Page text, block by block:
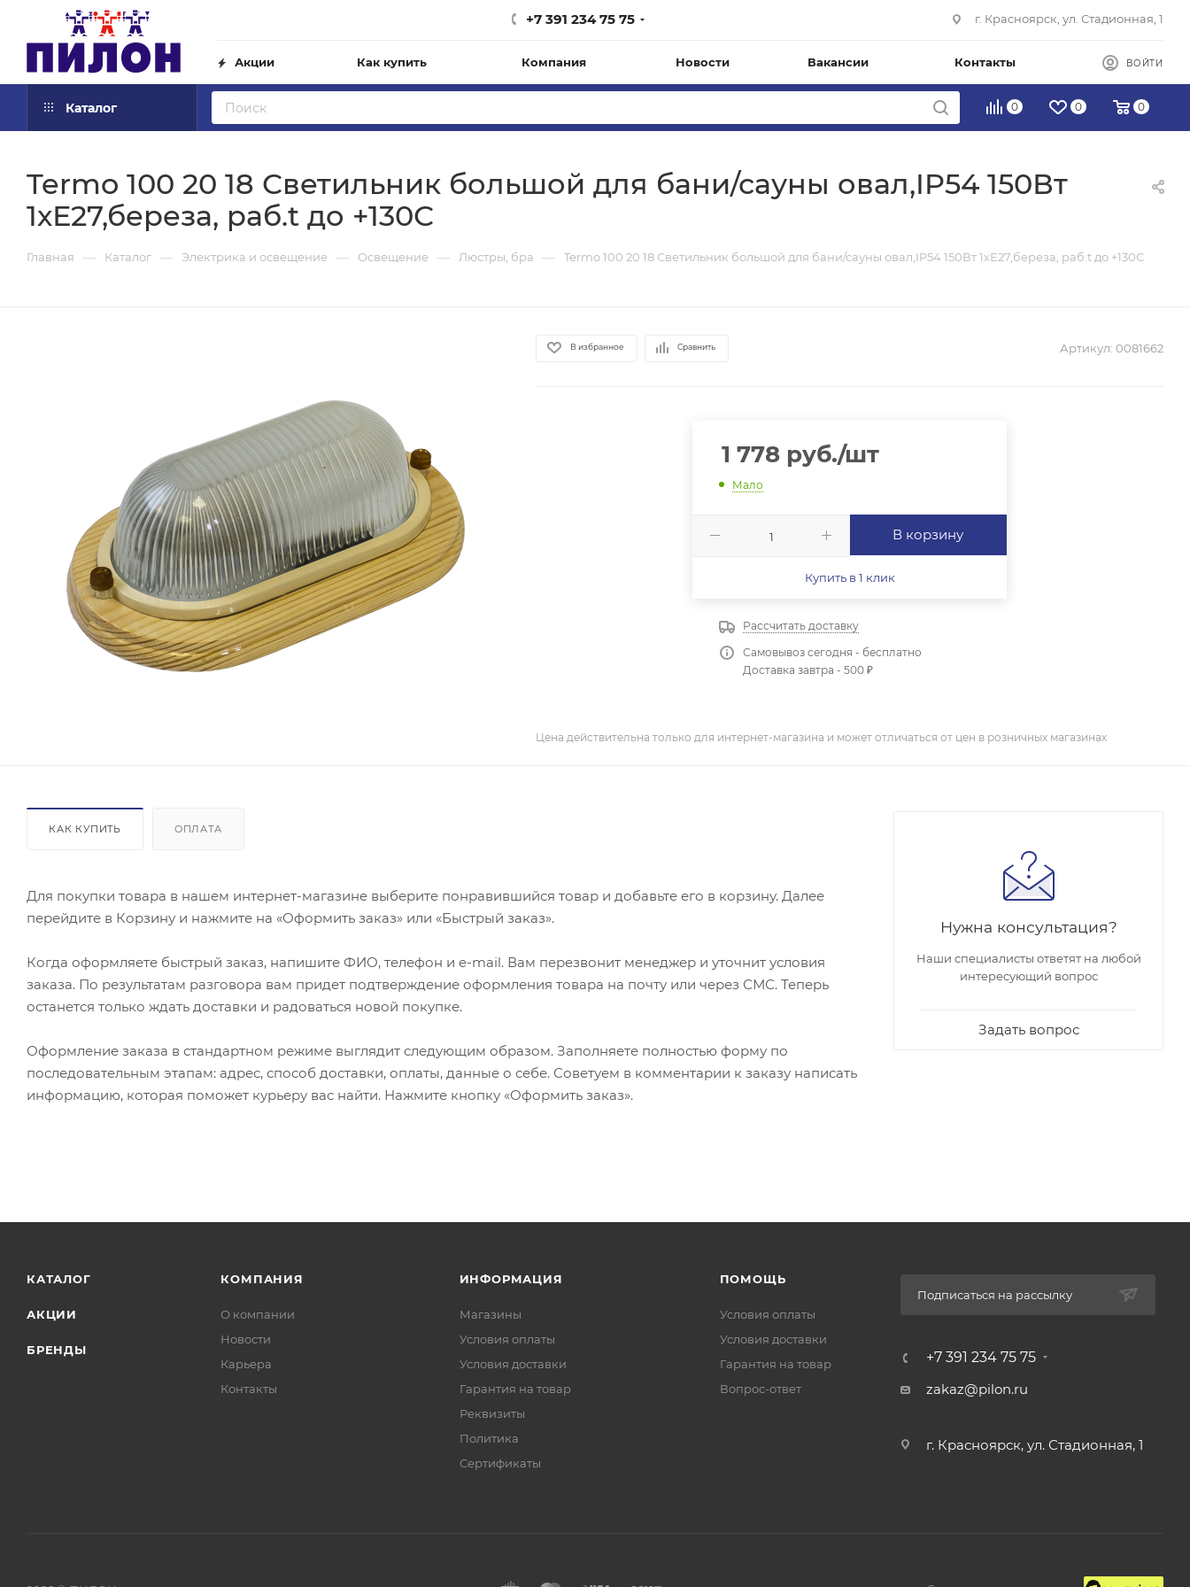
+7 391 234 75 75 г. Красноярск, ул. Стадионная, 1
Акции Как купить Компания Новости Вакансии Контакты ВОЙТИ
Каталог 0 0 0
Termo 100 20 18 Светильник большой для бани/сауны овал,IP54 150Вт
1хЕ27,береза, раб.t до +130С
Главная — Каталог — Электрика и освещение — Освещение — Люстры, бра — Termo 100 20 18 Светильник большой для бани/сауны овал,IP54 150Вт 1хЕ27,береза, раб.t до +130С
В избранное Сравнить Артикул: 0081662
1 778 руб./шт
Мало
В корзину
Купить в 1 клик
Рассчитать доставку
Самовывоз сегодня - бесплатно
Доставка завтра - 500 ₽
Цена действительна только для интернет-магазина и может отличаться от цен в розничных магазинах
КАК КУПИТЬ ОПЛАТА
Для покупки товара в нашем интернет-магазине выберите понравившийся товар и добавьте его в корзину. Далее
перейдите в Корзину и нажмите на «Оформить заказ» или «Быстрый заказ».
Когда оформляете быстрый заказ, напишите ФИО, телефон и e-mail. Вам перезвонит менеджер и уточнит условия
заказа. По результатам разговора вам придет подтверждение оформления товара на почту или через СМС. Теперь
останется только ждать доставки и радоваться новой покупке.
Оформление заказа в стандартном режиме выглядит следующим образом. Заполняете полностью форму по
последовательным этапам: адрес, способ доставки, оплаты, данные о себе. Советуем в комментарии к заказу написать
информацию, которая поможет курьеру вас найти. Нажмите кнопку «Оформить заказ».
Нужна консультация?
Наши специалисты ответят на любой
интересующий вопрос
Задать вопрос
КАТАЛОГ
АКЦИИ
БРЕНДЫ
КОМПАНИЯ
О компании
Новости
Карьера
Контакты
ИНФОРМАЦИЯ
Магазины
Условия оплаты
Условия доставки
Гарантия на товар
Реквизиты
Политика
Сертификаты
ПОМОЩЬ
Условия оплаты
Условия доставки
Гарантия на товар
Вопрос-ответ
Подписаться на рассылку
+7 391 234 75 75
zakaz@pilon.ru
г. Красноярск, ул. Стадионная, 1